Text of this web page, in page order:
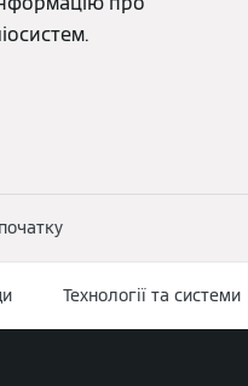
Технології та системи